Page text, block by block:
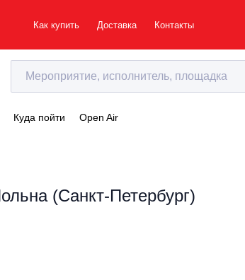
Как купить Доставка Контакты
Куда пойти Open Air
(Санкт-Петербург)